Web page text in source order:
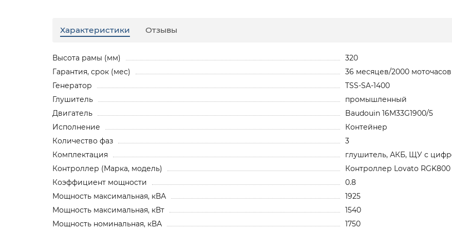
Характеристики Отзывы
Высота рамы (мм)
320
Гарантия, срок (мес)
36 месяцев/2000 моточасов
Генератор
TSS-SA-1400
Глушитель
промышленный
Двигатель
Baudouin 16M33G1900/5
Исполнение
Контейнер
Количество фаз
3
Комплектация
глушитель, АКБ, ЩУ с
Контроллер (Марка, модель)
Контроллер Lovato RGK800
Коэффициент мощности
0.8
Мощность максимальная, кВА
1925
Мощность максимальная, кВт
1540
Мощность номинальная, кВА
1750